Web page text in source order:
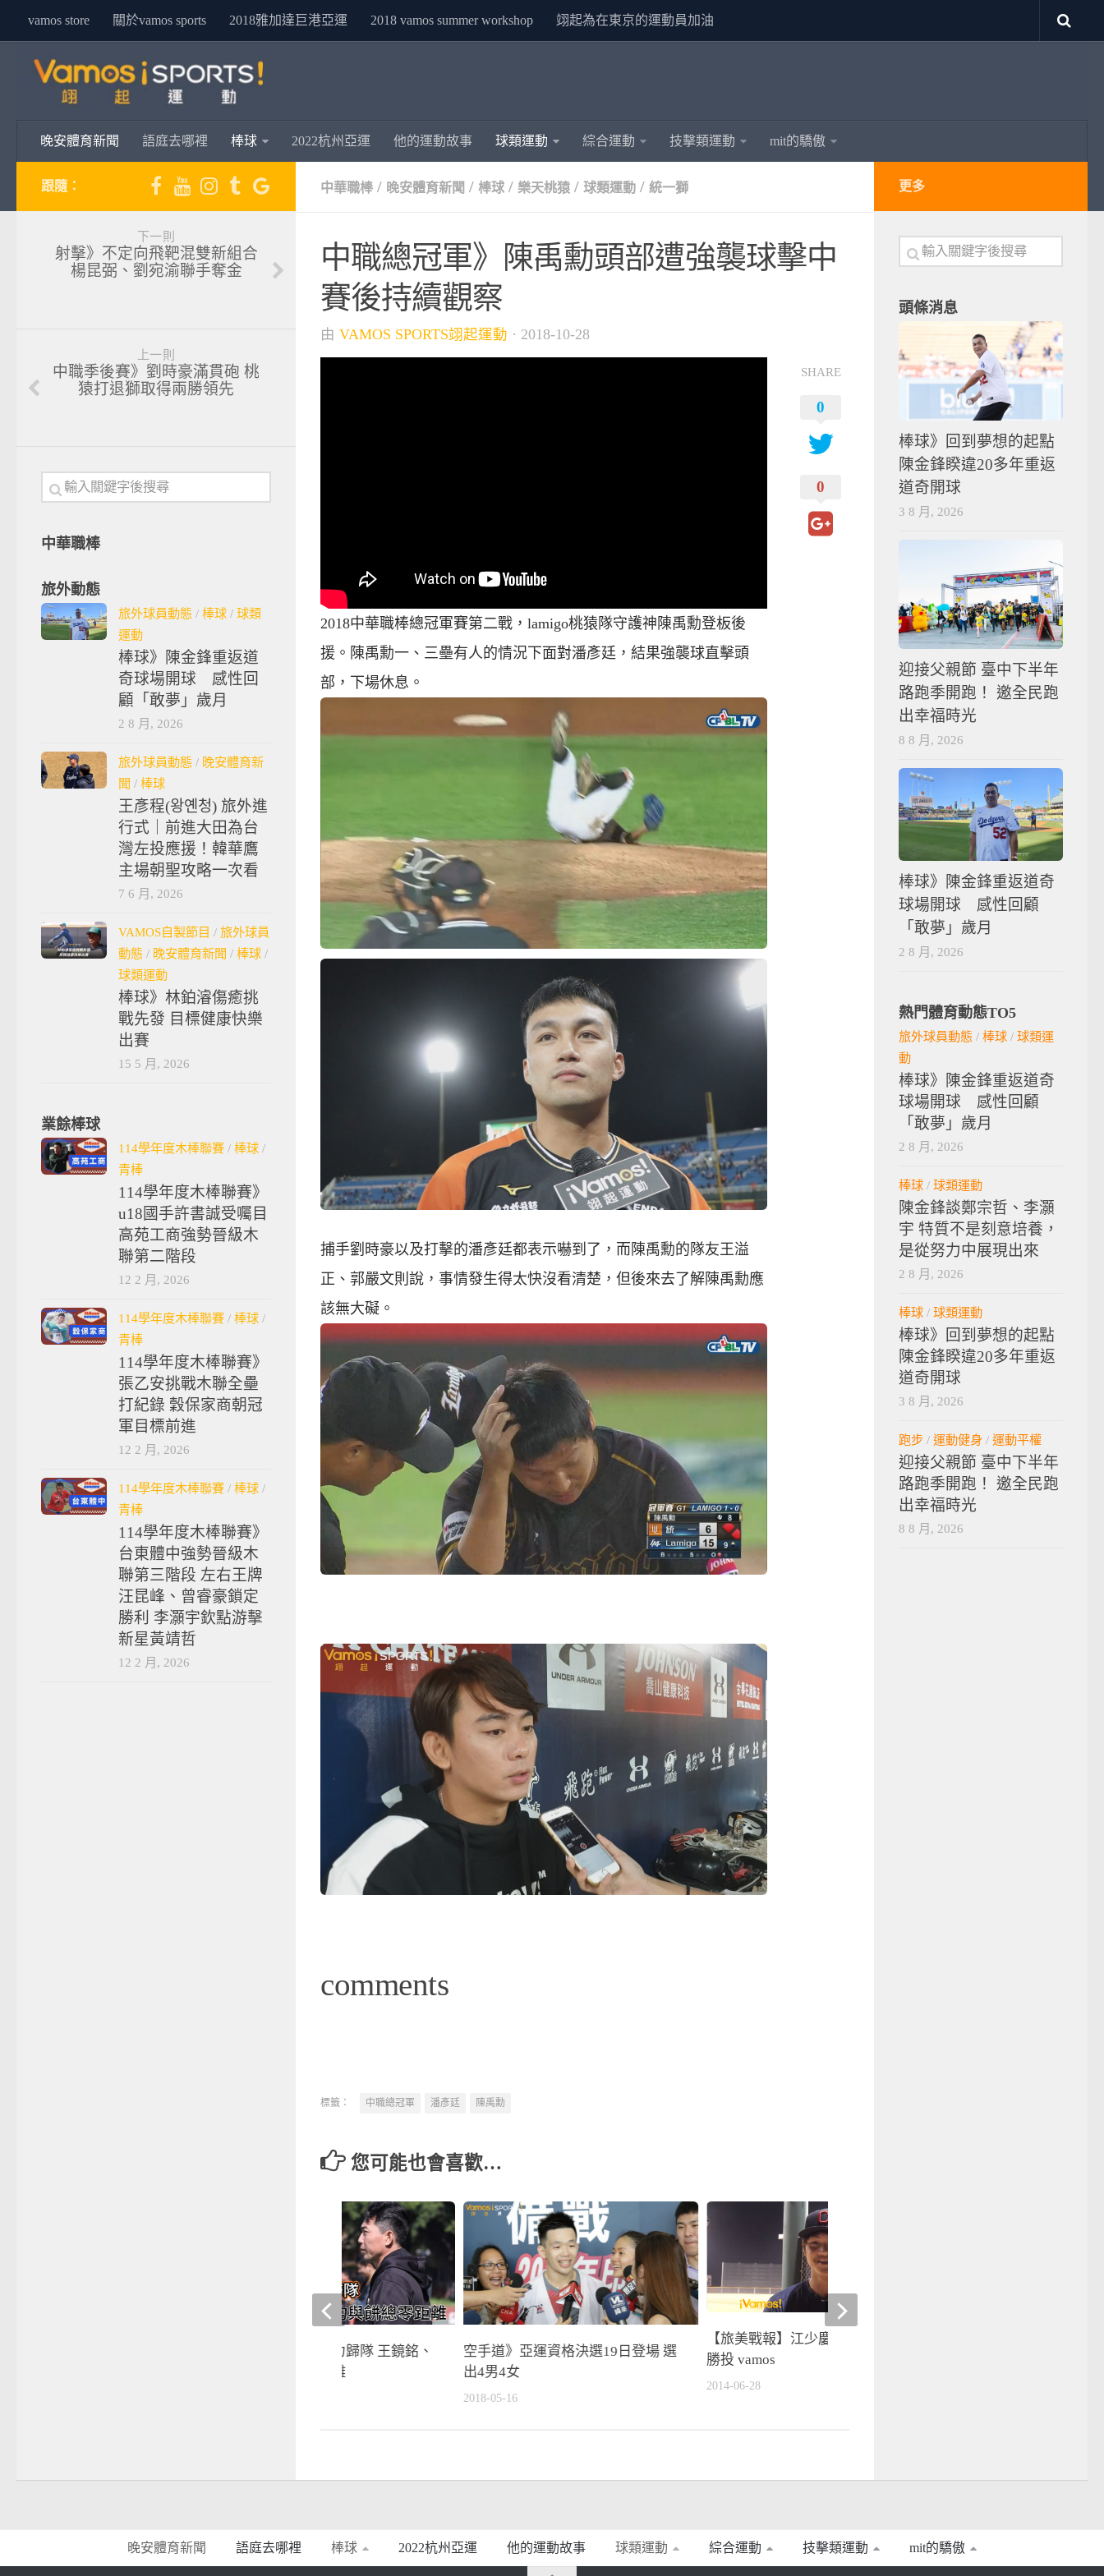
vamos store 關於vamos sports 2018雅加達巨港亞運 2018 vamos summer workshop 翊起為在東京的運動員加油
晚安體育新聞 語庭去哪裡 棒球 2022杭州亞運 他的運動故事 球類運動 綜合運動 技擊類運動 mit的驕傲
中華職棒 / 晚安體育新聞 / 棒球 / 樂天桃猿 / 球類運動 / 統一獅
中職總冠軍》陳禹勳頭部遭強襲球擊中
賽後持續觀察
由 VAMOS SPORTS翊起運動 · 2018-10-28
2018中華職棒總冠軍賽第二戰，lamigo桃猿隊守護神陳禹勳登板後
援。陳禹勳一、三壘有人的情況下面對潘彥廷，結果強襲球直擊頭
部，下場休息。
捕手劉時豪以及打擊的潘彥廷都表示嚇到了，而陳禹勳的隊友王溢
正、郭嚴文則說，事情發生得太快沒看清楚，但後來去了解陳禹勳應
該無大礙。
comments
SHARE
0
0
標籤： 中職總冠軍 潘彥廷 陳禹勳
您可能也會喜歡…
空手道》亞運資格決選19日登場 選
出4男4女
2018-05-16
【旅美戰報】江少慶五局無失分拿
勝投 vamos
2014-06-28
棒球》統一牛棚主力歸隊 王鏡銘、
邱浩鈞與餅總零距離
跟隨：
下一則
射擊》不定向飛靶混雙新組合
楊昆弼、劉宛渝聯手奪金
上一則
中職季後賽》劉時豪滿貫砲 桃
猿打退獅取得兩勝領先
中華職棒
旅外動態
旅外球員動態 / 棒球 / 球類
運動
棒球》陳金鋒重返道
奇球場開球 感性回
顧「敢夢」歲月
2 8 月, 2026
旅外球員動態 / 晚安體育新
聞 / 棒球
王彥程(왕옌청) 旅外進
行式｜前進大田為台
灣左投應援！韓華鷹
主場朝聖攻略一次看
7 6 月, 2026
VAMOS自製節目 / 旅外球員
動態 / 晚安體育新聞 / 棒球 /
球類運動
棒球》林鉑濬傷癒挑
戰先發 目標健康快樂
出賽
15 5 月, 2026
業餘棒球
114學年度木棒聯賽 / 棒球 /
青棒
114學年度木棒聯賽》
u18國手許書誠受囑目
高苑工商強勢晉級木
聯第二階段
12 2 月, 2026
114學年度木棒聯賽 / 棒球 /
青棒
114學年度木棒聯賽》
張乙安挑戰木聯全壘
打紀錄 穀保家商朝冠
軍目標前進
12 2 月, 2026
114學年度木棒聯賽 / 棒球 /
青棒
114學年度木棒聯賽》
台東體中強勢晉級木
聯第三階段 左右王牌
汪昆峰、曾睿豪鎖定
勝利 李灝宇欽點游擊
新星黃靖哲
12 2 月, 2026
更多
頭條消息
棒球》回到夢想的起點
陳金鋒睽違20多年重返
道奇開球
3 8 月, 2026
迎接父親節 臺中下半年
路跑季開跑！ 邀全民跑
出幸福時光
8 8 月, 2026
棒球》陳金鋒重返道奇
球場開球 感性回顧
「敢夢」歲月
2 8 月, 2026
熱門體育動態TO5
旅外球員動態 / 棒球 / 球類運
動
棒球》陳金鋒重返道奇
球場開球 感性回顧
「敢夢」歲月
2 8 月, 2026
棒球 / 球類運動
陳金鋒談鄭宗哲、李灝
宇 特質不是刻意培養，
是從努力中展現出來
2 8 月, 2026
棒球 / 球類運動
棒球》回到夢想的起點
陳金鋒睽違20多年重返
道奇開球
3 8 月, 2026
跑步 / 運動健身 / 運動平權
迎接父親節 臺中下半年
路跑季開跑！ 邀全民跑
出幸福時光
8 8 月, 2026
晚安體育新聞 語庭去哪裡 棒球 2022杭州亞運 他的運動故事 球類運動 綜合運動 技擊類運動 mit的驕傲